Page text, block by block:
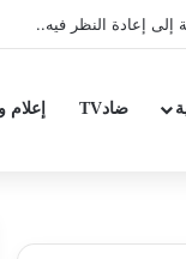
ضادTV إعلام